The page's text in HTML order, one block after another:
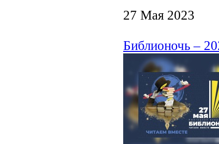
27 Мая 2023
Библионочь –